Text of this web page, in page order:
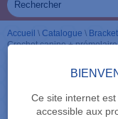
Ce site internet
accessible aux
Accueil \ Catalogue \
Crochet canine + prémolaire